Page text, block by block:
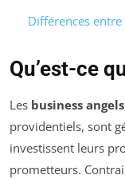
Différences entre
Qu’est-ce
Les business angels
providentiels, sont
investissent leurs
prometteurs.